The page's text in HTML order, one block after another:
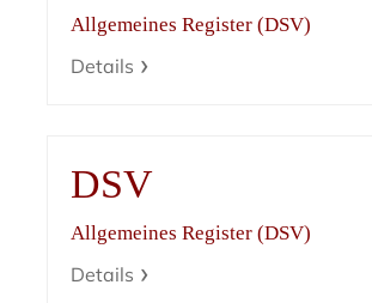
Allgemeines Register (DSV)
Details
DSV
Allgemeines Register (DSV)
Details